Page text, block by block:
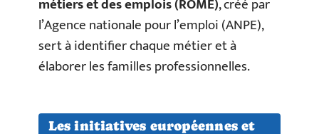
métiers et des emplois (ROME), créé par
l’Agence nationale pour l’emploi (ANPE),
sert à identifier chaque métier et à
élaborer les familles professionnelles.
Les initiatives européennes et